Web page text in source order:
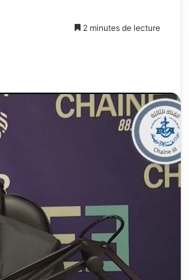
2 minutes de lecture